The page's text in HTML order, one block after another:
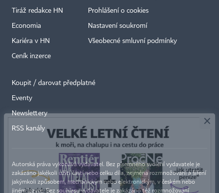
Tiráž redakce HN
Economia
Kariéra v HN
Ceník inzerce
Prohlášení o cookies
Nastavení soukromí
Všeobecné smluvní podmínky
Koupit / darovat předplatné
Eventy
Newslettery
RSS kanály
Autorská práva vykonává vydavatel. Bez písemného svolení vydavatele je
zakázáno jakékoli užití částí nebo celku díla, zejména rozmnožování a šíření
jakýmkoli způsobem, mechanickým nebo elektronickým, v českém nebo
jiném jazyce. Bez souhlasu vydavatele je zakázáno též rozmnožování